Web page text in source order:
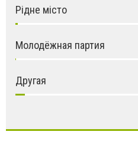
Рідне місто
Молодёжная партия
Другая